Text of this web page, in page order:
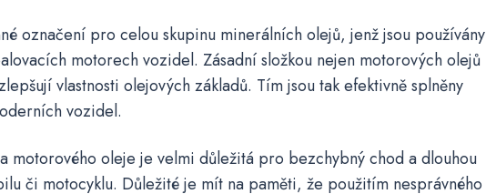
označení pro celou skupinu minerálních olejů, jenž jsou používány
motorech vozidel. Zásadní složkou nejen motorových olejů
vlastnosti olejových základů. Tím jsou tak efektivně splněny
vozidel.
motorového oleje je velmi důležitá pro bezchybný chod a dlouhou
či motocyklu. Důležité je mít na paměti, že použitím nesprávného